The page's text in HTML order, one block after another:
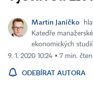
Martin Janíčko
Katedře
ekonomických
9. 1. 2020 10:24 ▪ 7 min.
ODEBÍRAT AUTORA